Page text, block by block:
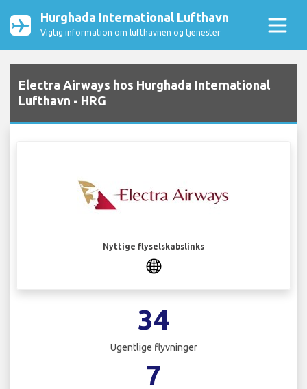
Hurghada International Lufthavn
Vigtig information om lufthavnen og tjenester
Electra Airways hos Hurghada International
Lufthavn - HRG
Nyttige flyselskabslinks
34
Ugentlige flyvninger
7